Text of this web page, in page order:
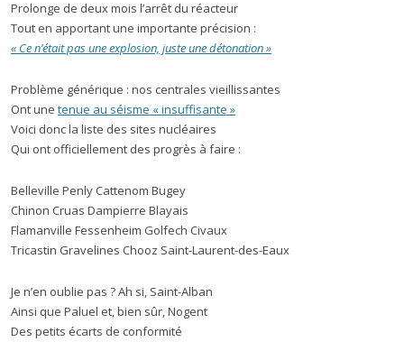
Prolonge de deux mois l’arrêt du réacteur
Tout en apportant une importante précision :
« Ce n’était pas une explosion, juste une détonation »
Problème générique : nos centrales vieillissantes
Ont une tenue au séisme « insuffisante »
Voici donc la liste des sites nucléaires
Qui ont officiellement des progrès à faire :
Belleville Penly Cattenom Bugey
Chinon Cruas Dampierre Blayais
Flamanville Fessenheim Golfech Civaux
Tricastin Gravelines Chooz Saint-Laurent-des-Eaux
Je n’en oublie pas ? Ah si, Saint-Alban
Ainsi que Paluel et, bien sûr, Nogent
Des petits écarts de conformité